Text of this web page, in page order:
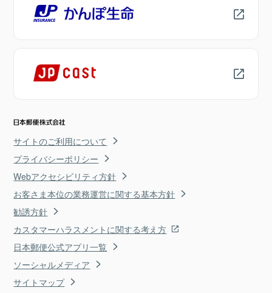
サイトのご利用について
プライバシーポリシー
Webアクセシビリティ方針
お客さま本位の業務運営に関する基本方針
勧誘方針
カスタマーハラスメントに関する考え方
日本郵便公式アプリ一覧
ソーシャルメディア
サイトマップ